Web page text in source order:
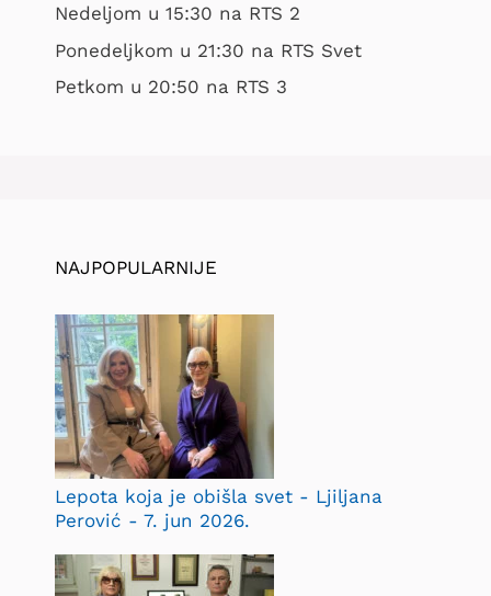
Nedeljom u 15:30 na RTS 2
Ponedeljkom u 21:30 na RTS Svet
Petkom u 20:50 na RTS 3
NAJPOPULARNIJE
Lepota koja je obišla svet - Ljiljana
Perović - 7. jun 2026.